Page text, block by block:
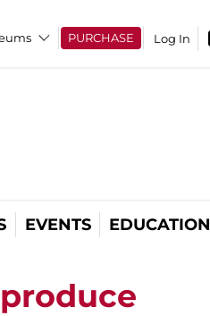
PURCHASE Log In
EVENTS EDUCATION